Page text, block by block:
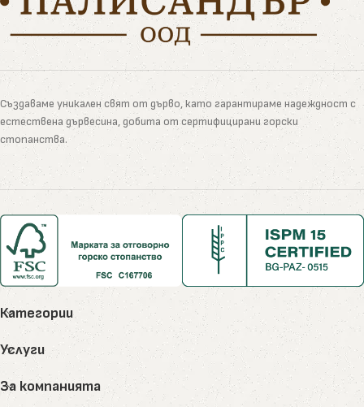
Създаваме уникален свят от дърво, като гарантираме надеждност с
естествена дървесина, добита от сертифицирани горски
стопанства.
Категории
Услуги
За компанията